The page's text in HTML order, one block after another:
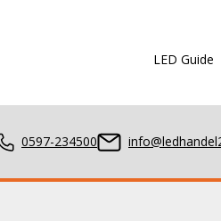
Voor 15:00 besteld?LED Guide
0597-234500